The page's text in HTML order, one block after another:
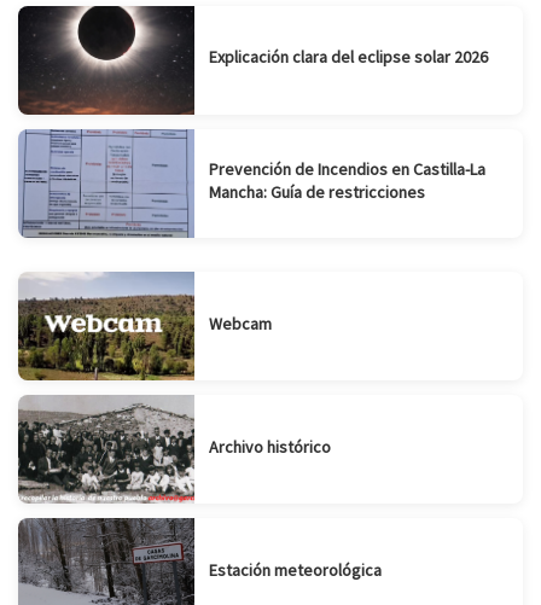
Explicación clara del eclipse solar 2026
Prevención de Incendios en Castilla-La
Mancha: Guía de restricciones
Webcam
Archivo histórico
Estación meteorológica